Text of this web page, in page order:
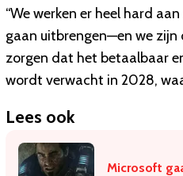
“We werken er heel hard
gaan uitbrengen—en we
zorgen dat het betaalbaar
wordt verwacht in 2028,
Lees ook
Microsoft